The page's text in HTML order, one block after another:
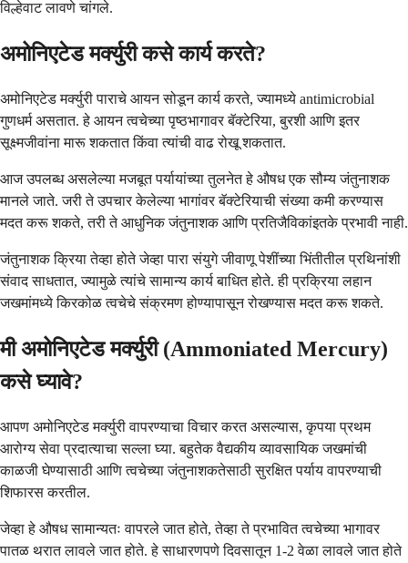
विल्हेवाट लावणे चांगले.
अमोनिएटेड मर्क्युरी कसे कार्य करते?
अमोनिएटेड मर्क्युरी पाराचे आयन सोडून कार्य करते, ज्यामध्ये antimicrobial
गुणधर्म असतात. हे आयन त्वचेच्या पृष्ठभागावर बॅक्टेरिया, बुरशी आणि इतर
सूक्ष्मजीवांना मारू शकतात किंवा त्यांची वाढ रोखू शकतात.
आज उपलब्ध असलेल्या मजबूत पर्यायांच्या तुलनेत हे औषध एक सौम्य जंतुनाशक
मानले जाते. जरी ते उपचार केलेल्या भागांवर बॅक्टेरियाची संख्या कमी करण्यास
मदत करू शकते, तरी ते आधुनिक जंतुनाशक आणि प्रतिजैविकांइतके प्रभावी नाही.
जंतुनाशक क्रिया तेव्हा होते जेव्हा पारा संयुगे जीवाणू पेशींच्या भिंतीतील प्रथिनांशी
संवाद साधतात, ज्यामुळे त्यांचे सामान्य कार्य बाधित होते. ही प्रक्रिया लहान
जखमांमध्ये किरकोळ त्वचेचे संक्रमण होण्यापासून रोखण्यास मदत करू शकते.
मी अमोनिएटेड मर्क्युरी (Ammoniated Mercury)
कसे घ्यावे?
आपण अमोनिएटेड मर्क्युरी वापरण्याचा विचार करत असल्यास, कृपया प्रथम
आरोग्य सेवा प्रदात्याचा सल्ला घ्या. बहुतेक वैद्यकीय व्यावसायिक जखमांची
काळजी घेण्यासाठी आणि त्वचेच्या जंतुनाशकतेसाठी सुरक्षित पर्याय वापरण्याची
शिफारस करतील.
जेव्हा हे औषध सामान्यतः वापरले जात होते, तेव्हा ते प्रभावित त्वचेच्या भागावर
पातळ थरात लावले जात होते. हे साधारणपणे दिवसातून 1-2 वेळा लावले जात होते